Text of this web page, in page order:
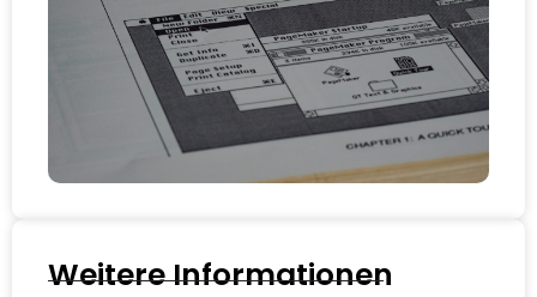
Weitere Informationen